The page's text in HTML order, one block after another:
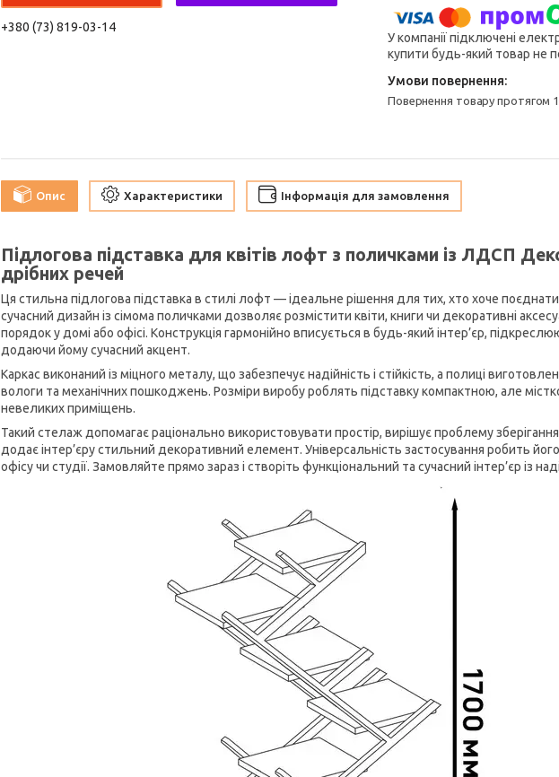
+380 (73) 819-03-14
У компанії підключені
купити будь-який товар не
повернення товару протягом
Опис Характеристики Інформація для замовлення
Підлогова підставка для квітів лофт з поличками із ЛДСП
дрібних речей
Ця стильна підлогова підставка в стилі лофт — ідеальне рішення для тих, хто хоче поєднати
сучасний дизайн із сімома поличками дозволяє розмістити квіти, книги чи декоративні
порядок у домі або офісі. Конструкція гармонійно вписується в будь-який інтер’єр,
додаючи йому сучасний акцент.
Каркас виконаний із міцного металу, що забезпечує надійність і стійкість, а полиці
вологи та механічних пошкоджень. Розміри виробу роблять підставку компактною, але
невеликих приміщень.
Такий стелаж допомагає раціонально використовувати простір, вирішує проблему
додає інтер’єру стильний декоративний елемент. Універсальність застосування робить
офісу чи студії. Замовляйте прямо зараз і створіть функціональний та сучасний інтер’єр із